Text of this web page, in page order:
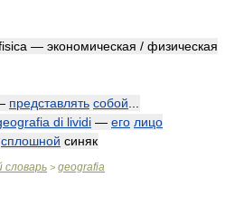
— экономическая / физическая
представлять собой
di lividi — его лицо
сплошной синяк
словарь > geografia